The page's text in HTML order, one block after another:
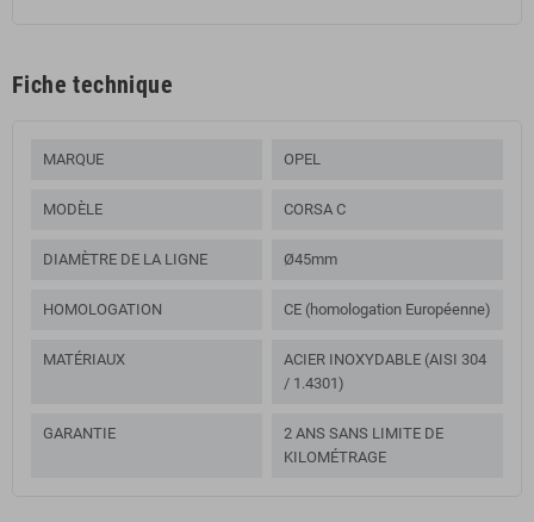
Fiche technique
MARQUE OPEL
MODÈLE CORSA C
DIAMÈTRE DE LA LIGNE Ø45mm
HOMOLOGATION CE (homologation Européenne)
MATÉRIAUX
ACIER INOXYDABLE (AISI 304
/ 1.4301)
GARANTIE
2 ANS SANS LIMITE DE
KILOMÉTRAGE